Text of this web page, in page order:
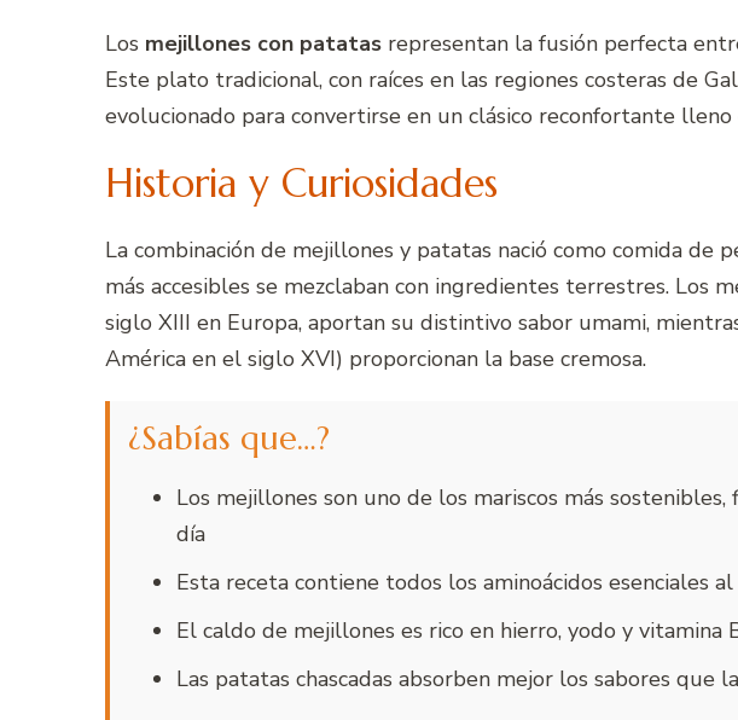
Los mejillones con patatas representan la fusión perfecta
Este plato tradicional, con raíces en las regiones costeras de
evolucionado para convertirse en un clásico reconfortante lleno
Historia y Curiosidades
La combinación de mejillones y patatas nació como comida de
más accesibles se mezclaban con ingredientes terrestres. Los
siglo XIII en Europa, aportan su distintivo sabor umami,
América en el siglo XVI) proporcionan la base cremosa.
¿Sabías que…?
Los mejillones son uno de los mariscos más
día
Esta receta contiene todos los aminoácidos esenciales
El caldo de mejillones es rico en hierro, yodo y vitamina
Las patatas chascadas absorben mejor los sabores que